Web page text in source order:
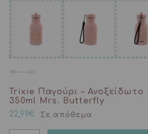
Trixie Παγούρι – Ανοξείδωτο
350ml Mrs. Butterfly
22,99€ Σε απόθεμα